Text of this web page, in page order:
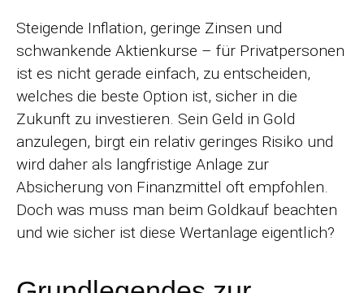
Steigende Inflation, geringe Zinsen und
schwankende Aktienkurse – für Privatpersonen
ist es nicht gerade einfach, zu entscheiden,
welches die beste Option ist, sicher in die
Zukunft zu investieren. Sein Geld in Gold
anzulegen, birgt ein relativ geringes Risiko und
wird daher als langfristige Anlage zur
Absicherung von Finanzmittel oft empfohlen.
Doch was muss man beim Goldkauf beachten
und wie sicher ist diese Wertanlage eigentlich?